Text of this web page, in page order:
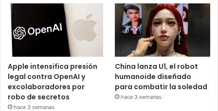
Apple intensifica presión
legal contra OpenAI y
excolaboradores por
robo de secretos
hace 3 semanas
China lanza U1, el robot
humanoide diseñado
para combatir la soledad
hace 3 semanas